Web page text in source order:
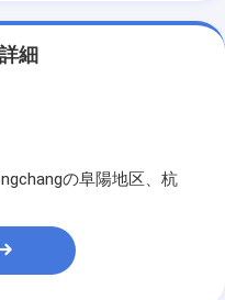
細
の阜陽地区、杭